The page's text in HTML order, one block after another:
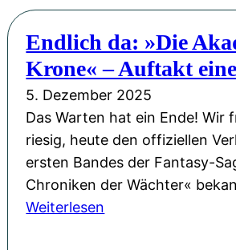
l
u
n
g
„
A
k
a
d
F
e
e
n
l
a
n
Endlich da: »Die
Krone« – Auftakt
5. Dezember 2025
Das Warten hat ein Ende! Wir
riesig, heute den offiziellen
ersten Bandes der Fantasy-
Chroniken der Wächter«
Weiterlesen